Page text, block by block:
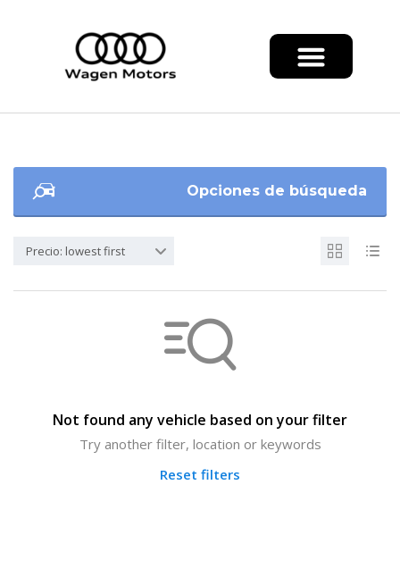
Opciones de búsqueda
Precio: lowest first
Not found any vehicle based on your filter
Try another filter, location or keywords
Reset filters